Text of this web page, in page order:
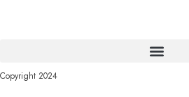
Copyright 2024